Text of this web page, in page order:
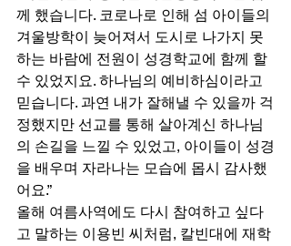
께 했습니다. 코로나로 인해 섬 아이들의
겨울방학이 늦어져서 도시로 나가지 못
하는 바람에 전원이 성경학교에 함께 할
수 있었지요. 하나님의 예비하심이라고
믿습니다. 과연 내가 잘해낼 수 있을까 걱
정했지만 선교를 통해 살아계신 하나님
의 손길을 느낄 수 있었고, 아이들이 성경
을 배우며 자라나는 모습에 몹시 감사했
어요.”
올해 여름사역에도 다시 참여하고 싶다
고 말하는 이용빈 씨처럼, 칼빈대에 재학